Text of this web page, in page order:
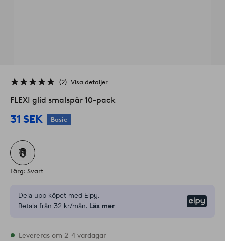
2 Visa detaljer
FLEXI glid smalspår 10-pack
31 SEK Basic
Färg: Svart
Dela upp köpet med Elpy.
Betala från 32 kr/mån. Läs mer
I lager
Levereras om 2-4 vardagar